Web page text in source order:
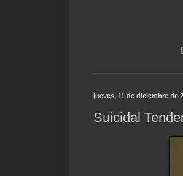
jueves, 11 de diciembre de
Suicidal